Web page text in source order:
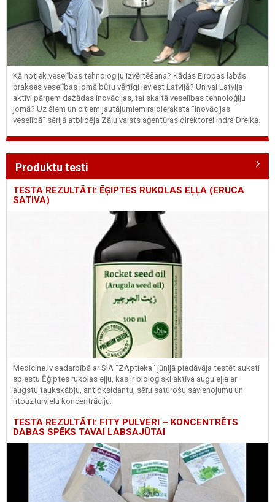
Kā notiek veselības tehnoloģiju izvērtēšana? Kādas Eiropas labās
prakses veselības jomā būtu vērtīgi ieviest Latvijā? Un vai Latvija
aktīvi pārņem dažādas inovācijas, tai skaitā veselības tehnoloģiju
jomā? Uz šiem un citiem jautājumiem raidieraksta "Inovācijas
veselībā" sērijā atbildēja Zāļu valsts aģentūras direktorei Indra Dreika.
Produktu testi
TESTA REZULTĀTI: ĒĢIPTES RUKOLAS EĻĻA (ERUCA
SATIVA)
Medicine.lv sadarbībā ar SIA "ZAptieka" jūnijā piedāvāja testēt auksti
spiestu Ēģiptes rukolas eļļu, kas ir bioloģiski aktīva augu eļļa ar
augstu taukskābju, antioksidantu, sēru saturošu savienojumu un
fitouzturvielu koncentrāciju.
TESTA REZULTĀTI: FITY PULVERI – KONCENTRĒTS
DABAS SPĒKS TAVAI LABSAJŪTAI